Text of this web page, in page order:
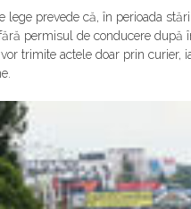
lege prevede că, în perioada
permisul de conducere după
trimite actele doar prin curier,